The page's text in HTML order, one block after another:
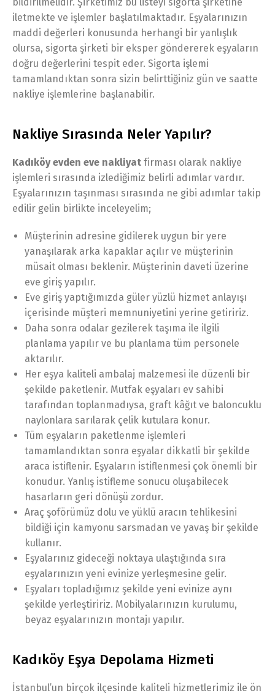
iletmekte ve işlemler başlatılmaktadır. Eşyalarınızın
maddi değerleri konusunda herhangi bir yanlışlık
olursa, sigorta şirketi bir eksper göndererek eşyaların
doğru değerlerini tespit eder. Sigorta işlemi
tamamlandıktan sonra sizin belirttiğiniz gün ve saatte
nakliye işlemlerine başlanabilir.
Nakliye Sırasında Neler Yapılır?
Kadıköy evden eve nakliyat firması olarak nakliye
işlemleri sırasında izlediğimiz belirli adımlar vardır.
Eşyalarınızın taşınması sırasında ne gibi adımlar takip
edilir gelin birlikte inceleyelim;
Müşterinin adresine gidilerek uygun bir yere
yanaşılarak arka kapaklar açılır ve müşterinin
müsait olması beklenir. Müşterinin daveti üzerine
eve giriş yapılır.
Eve giriş yaptığımızda güler yüzlü hizmet anlayışı
içerisinde müşteri memnuniyetini yerine getiririz.
Daha sonra odalar gezilerek taşıma ile ilgili
planlama yapılır ve bu planlama tüm personele
aktarılır.
Her eşya kaliteli ambalaj malzemesi ile düzenli bir
şekilde paketlenir. Mutfak eşyaları ev sahibi
tarafından toplanmadıysa, graft kâğıt ve baloncuklu
naylonlara sarılarak çelik kutulara konur.
Tüm eşyaların paketlenme işlemleri
tamamlandıktan sonra eşyalar dikkatli bir şekilde
araca istiflenir. Eşyaların istiflenmesi çok önemli bir
konudur. Yanlış istifleme sonucu oluşabilecek
hasarların geri dönüşü zordur.
Araç şoförümüz dolu ve yüklü aracın tehlikesini
bildiği için kamyonu sarsmadan ve yavaş bir şekilde
kullanır.
Eşyalarınız gideceği noktaya ulaştığında sıra
eşyalarınızın yeni evinize yerleşmesine gelir.
Eşyaları topladığımız şekilde yeni evinize aynı
şekilde yerleştiririz. Mobilyalarınızın kurulumu,
beyaz eşyalarınızın montajı yapılır.
Kadıköy Eşya Depolama Hizmeti
İstanbul’un birçok ilçesinde kaliteli hizmetlerimiz ile ön